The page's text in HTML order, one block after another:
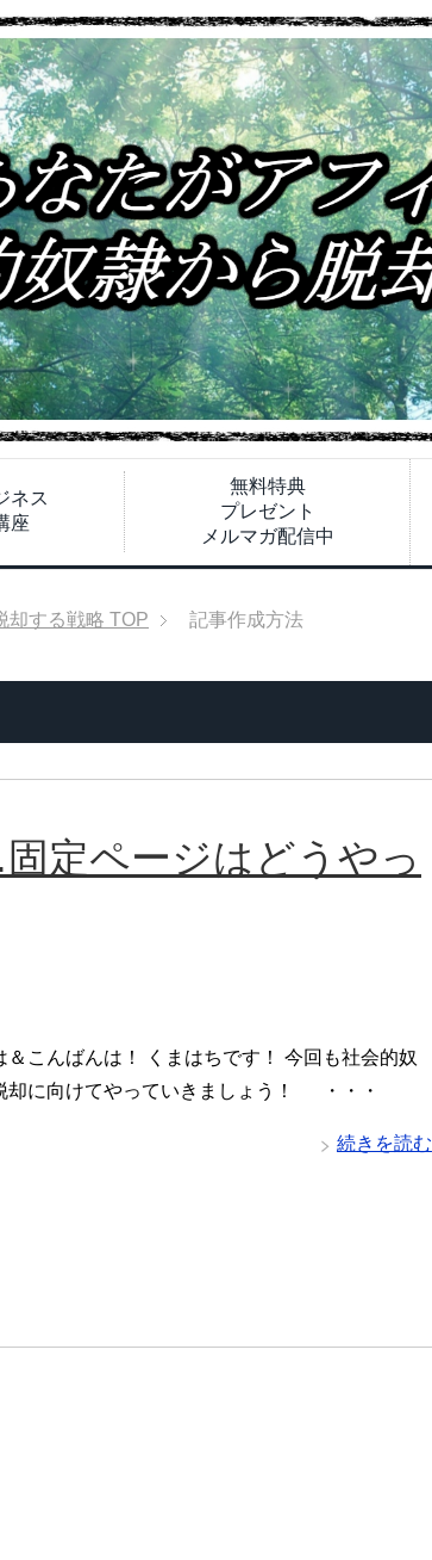
ネス
座
無料特典
プレゼント
メルマガ配信中
却する戦略 TOP 記事作成方法
定ページはどうやっ
＆こんばんは！ くまはちです！ 今回も社会的奴
却に向けてやっていきましょう！ ・・・
続きを読む